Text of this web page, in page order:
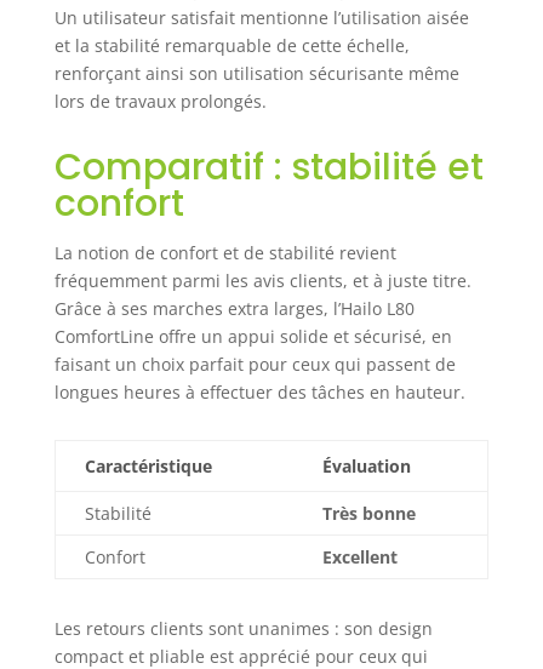
entreprise
familiale
responsable,
facile et un
Allemagne : se
déplie et se replie
rapidement,
hauteur totale :
190 cm, hauteur
de travail jusqu'à
3,28 m, largeur
d'installation : 116
livré entièrement
pré-monté
Un utilisateur satisfait mentionne l’utilisation aisée
et la stabilité remarquable de cette échelle,
renforçant ainsi son utilisation sécurisante même
lors de travaux prolongés.
Comparatif : stabilité et
confort
La notion de confort et de stabilité revient
fréquemment parmi les avis clients, et à juste titre.
Grâce à ses marches extra larges, l’Hailo L80
ComfortLine offre un appui solide et sécurisé, en
faisant un choix parfait pour ceux qui passent de
longues heures à effectuer des tâches en hauteur.
Caractéristique Évaluation
Stabilité
Très bonne
Confort
Excellent
Les retours clients sont unanimes : son design
compact et pliable est apprécié pour ceux qui